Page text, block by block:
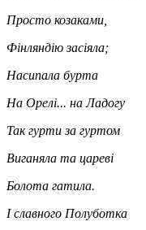
Просто козаками,
Фінляндію засіяла;
Насипала бурта
На Орелі... на Ладогу
Так гурти за гуртом
Виганяла та цареві
Болота гатила.
І славного Полуботка